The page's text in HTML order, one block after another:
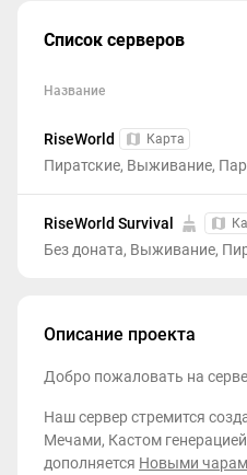
Список серверов
Название
RiseWorld Карта
RiseWorld Survival
Без доната, Выживание,
Описание проекта
Добро пожаловать на
Наш сервер стремится
Мечами, Кастом
дополняется Новыми